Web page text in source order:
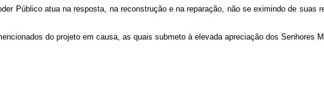
Público atua na resposta, na reconstrução e na reparação, não se eximindo de suas
do projeto em causa, as quais submeto à elevada apreciação dos Senhores